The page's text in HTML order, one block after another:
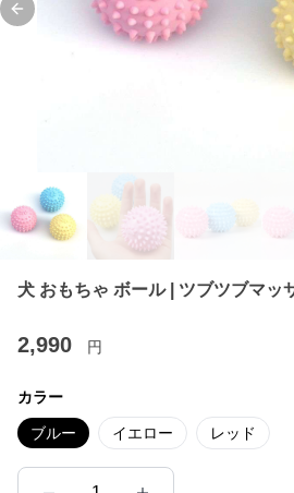
Previous slide
犬 おもちゃ ボール | ツブツブマッ
2,990 円
カラー
ブルー イエロー レッド